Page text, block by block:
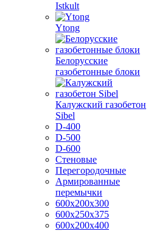
Istkult
Ytong
Белорусские
газобетонные блоки
Калужский газобетон
Sibel
D-400
D-500
D-600
Стеновые
Перегородочные
Армированные
перемычки
600х200х300
600х250х375
600х200х400